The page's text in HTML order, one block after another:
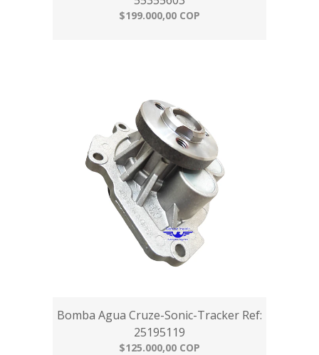
$199.000,00 COP
Bomba Agua Cruze-Sonic-Tracker Ref:
25195119
$125.000,00 COP